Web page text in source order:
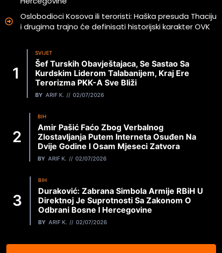
Oslobodioci Kosova ili teroristi: Haška presuda Thaciju
i drugima trajno će definisati historijski karakter OVK
SVIJET
Šef Turskih Obavještajaca, Se Sastao Sa
Kurdskim Liderom Talabanijem, Kraj Ere
Terorizma PKK-A Sve Bliži
BY ARIF K. 02/07/2026
BIH
Amir Pašić Faćo Zbog Verbalnog
Zlostavljanja Putem Interneta Osuđen Na
Dvije Godine I Osam Mjeseci Zatvora
BY ARIF K. 02/07/2026
BIH
Duraković: Zabrana Simbola Armije RBiH U
Direktnoj Je Suprotnosti Sa Zakonom O
Odbrani Bosne I Hercegovine
BY ARIF K. 02/07/2026